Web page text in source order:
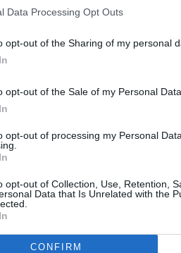
Data Processing Opt Outs
opt-out of the Sharing of my personal
opt-out of the Sale of my Personal Data.
opt-out of processing my Personal
opt-out of Collection, Use, Retention,
Data that Is Unrelated with the
CONFIRM
συγκράτηση στις τιμές
κυκλοφοριακής
απόθεμα τους και προβαίνουν
πωλήσεων προϊόντων
μάρκετ λόγω μεγαλύτερου
αύξηση.